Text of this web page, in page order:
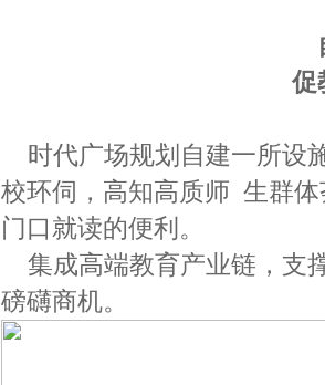
促
时代广场规划自建一所设
校环伺，高知高质师 生群
门口就读的便利。
集成高端教育产业链，支
磅礴商机。